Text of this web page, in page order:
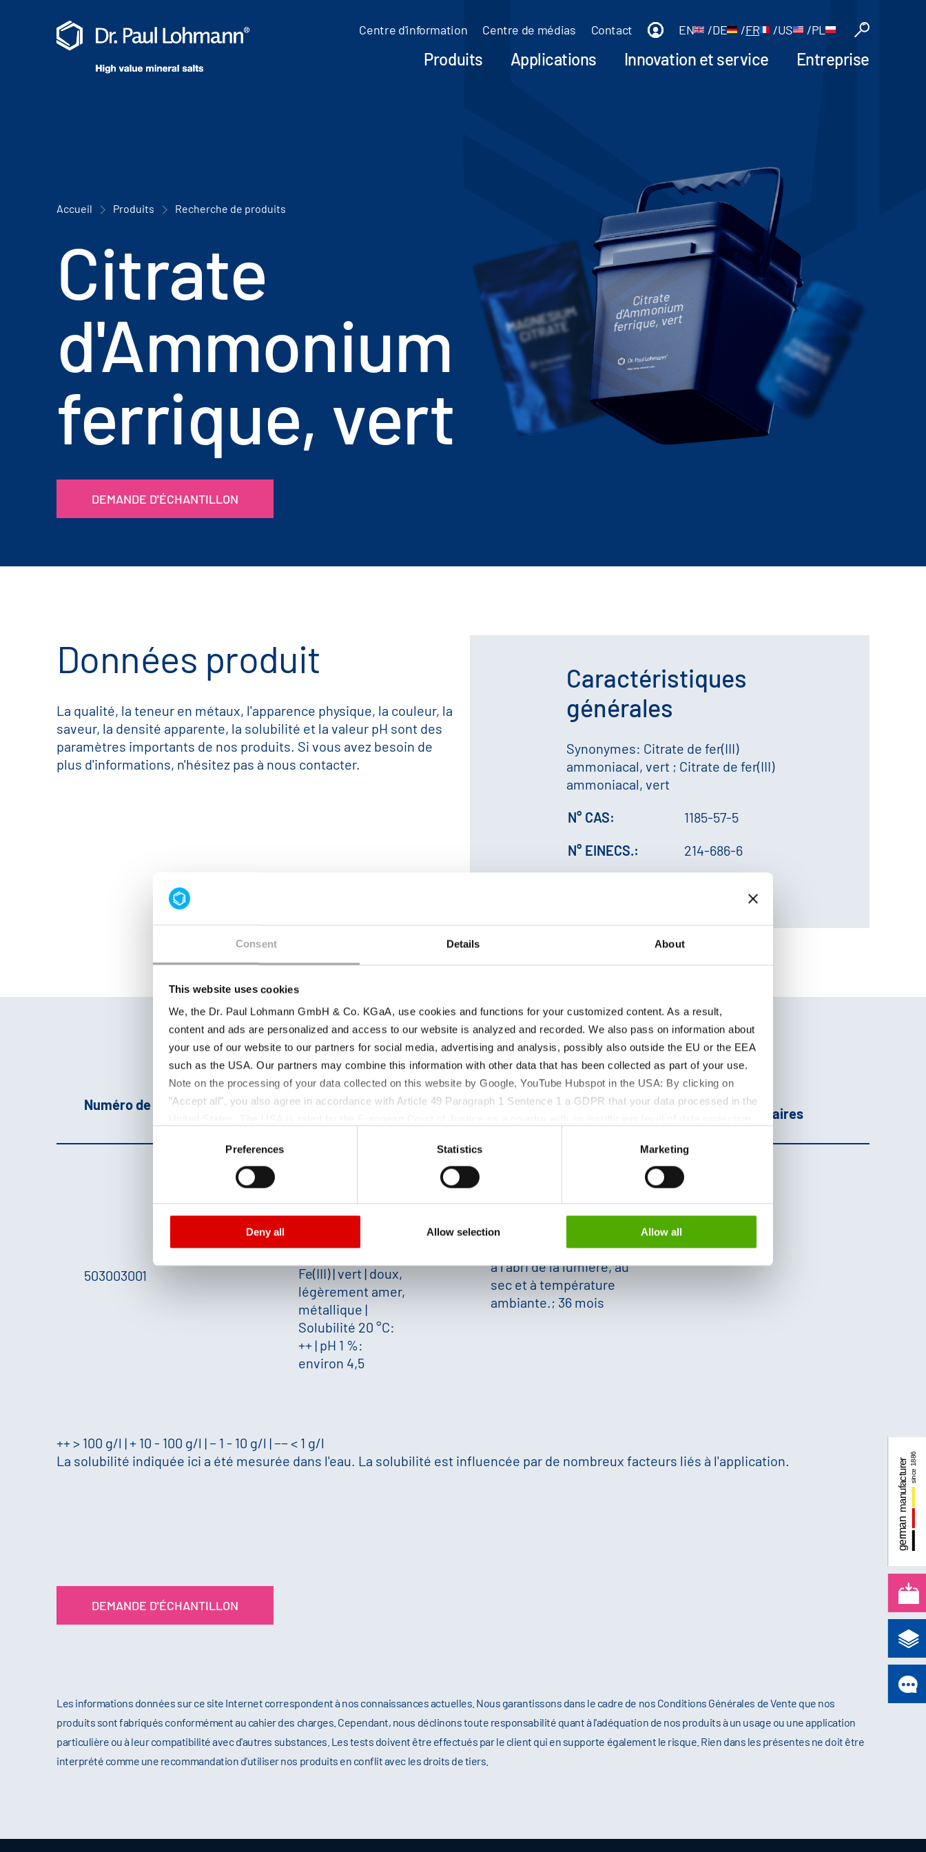
Consent Details About
This website uses cookies
We, the Dr. Paul Lohmann GmbH & Co. KGaA, use cookies and functions for your customized content. As a result,
content and ads are personalized and access to our website is analyzed and recorded. We also pass on information about
your use of our website to our partners for social media, advertising and analysis, possibly also outside the EU or the EEA
such as the USA. Our partners may combine this information with other data that has been collected as part of your use.
Note on the processing of your data collected on this website by Google, YouTube Hubspot in the USA: By clicking on
"Accept all", you also agree in accordance with Article 49 Paragraph 1 Sentence 1 a GDPR that your data processed in the
monitoring purposes, possibly without the possibility of legal remedies. You can find more information about the cookies
and functions we use in the data protection declaration and the detailed information/consent.
Privacy
Preferences Statistics Marketing
Deny all Allow selection Allow all
Centre d'information Centre de médias Contact EN /DE /FR /US /PL
Produits Applications Innovation et service Entreprise
Accueil Produits Recherche de produits
Citrate
d'Ammonium
ferrique, vert
DEMANDE D'ÉCHANTILLON
Citrate
d'Ammonium
ferrique, vert
Données produit
La qualité, la teneur en métaux, l'apparence physique, la couleur, la
saveur, la densité apparente, la solubilité et la valeur pH sont des
paramètres importants de nos produits. Si vous avez besoin de
plus d'informations, n'hésitez pas à nous contacter.
Caractéristiques
générales
Synonymes: Citrate de fer(III)
ammoniacal, vert ; Citrate de fer(III)
ammoniacal, vert
N° CAS:
1185-57-5
N° EINECS.:
214-686-6
Numéro de produit Paramètre du produit
Conditions de stockage
Informations
Complémentaires
503003001
NF XI | FCC V | BPC
Fe(III)|vert | doux,
légèrement amer,
métallique |
Solubilité 20 °C:
++ | pH 1 %:
environ 4,5
A conserver bien fermé,
à l'abri de la lumière, au
sec et à température
ambiante.; 36 mois
++ > 100 g/l | + 10 - 100 g/l | − 1 - 10 g/l | −− < 1 g/l
La solubilité indiquée ici a été mesurée dans l'eau. La solubilité est influencée par de nombreux facteurs liés à l'application.
DEMANDE D'ÉCHANTILLON
Les informations données sur ce site Internet correspondent à nos connaissances actuelles. Nous garantissons dans le cadre de nos Conditions Générales de Vente que nos
produits sont fabriqués conformément au cahier des charges. Cependant, nous déclinons toute responsabilité quant à l'adéquation de nos produits à un usage ou une application
particulière ou à leur compatibilité avec d'autres substances. Les tests doivent être effectués par le client qui en supporte également le risque. Rien dans les présentes ne doit être
interprété comme une recommandation d'utiliser nos produits en conflit avec les droits de tiers.